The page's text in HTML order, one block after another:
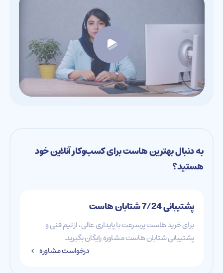
به دنبال بهترین هاست برای کسب‌وکار آنلاین خود
هستید؟
پشتیبانی 7/24 شتابان هاست
برای خرید هاست پرسرعت با پایداری عالی، از تیم فنی و
پشتیبانی شتابان هاست مشاوره رایگان بگیرید.
درخواست مشاوره